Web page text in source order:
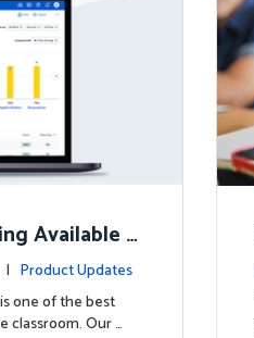
Available N
| Product Updates
one of the best
classroom. Our …